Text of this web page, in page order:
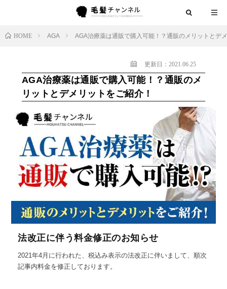
HOME AGA AGA治療薬は通販で購入可能！？通販のメリットとデ
更新日：2021.06.25
AGA治療薬は通販で購入可能！？通販のメ
リットとデメリットをご紹介！
法改正に伴う料金修正のお知らせ
2021年4月に行われた、税込み表示の法改正に伴いまして、順次
記事内料金を修正しております。